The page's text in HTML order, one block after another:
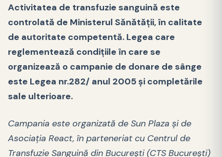
Activitatea de transfuzie sanguină este
controlată de Ministerul Sănătății, în calitate
de autoritate competentă. Legea care
reglementează condițiile în care se
organizează o campanie de donare de sânge
este Legea nr.282/ anul 2005 și completările
sale ulterioare.
Campania este organizată de Sun Plaza şi de
Asociaţia React, în parteneriat cu Centrul de
Transfuzie Sanguină din Bucureşti (CTS Bucureşti)